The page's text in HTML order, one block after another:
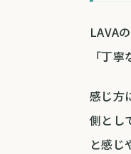
LAVA
「丁
感じ方
側とし
と感じ